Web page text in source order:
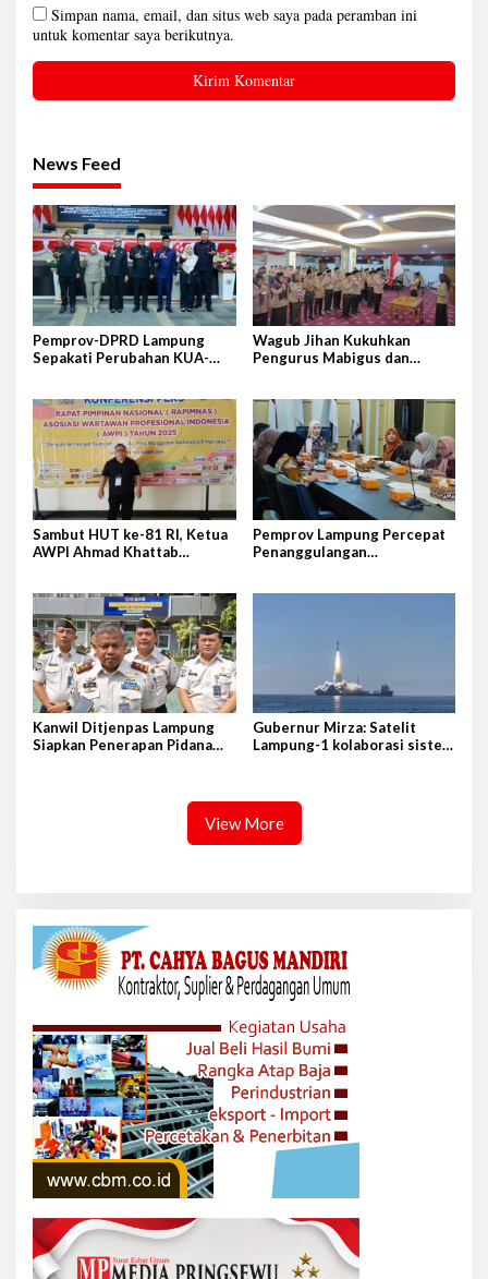
Simpan nama, email, dan situs web saya pada peramban ini
untuk komentar saya berikutnya.
News Feed
Pemprov-DPRD Lampung
Sepakati Perubahan KUA-
Wagub Jihan Kukuhkan
Pengurus Mabigus dan
Sambut HUT ke-81 RI, Ketua
AWPI Ahmad Khattab
Pemprov Lampung Percepat
Penanggulangan
Kanwil Ditjenpas Lampung
Siapkan Penerapan Pidana
Gubernur Mirza: Satelit
Lampung-1 kolaborasi sister
View More